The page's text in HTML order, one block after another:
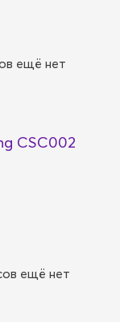
ещё нет
CSC002
ещё нет